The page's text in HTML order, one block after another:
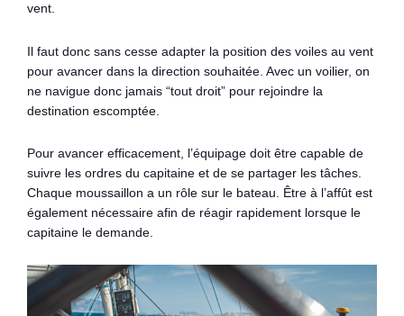
vent.
Il faut donc sans cesse adapter la position des voiles au vent
pour avancer dans la direction souhaitée. Avec un voilier, on
ne navigue donc jamais “tout droit” pour rejoindre la
destination escomptée.
Pour avancer efficacement, l’équipage doit être capable de
suivre les ordres du capitaine et de se partager les tâches.
Chaque moussaillon a un rôle sur le bateau. Être à l’affût est
également nécessaire afin de réagir rapidement lorsque le
capitaine le demande.